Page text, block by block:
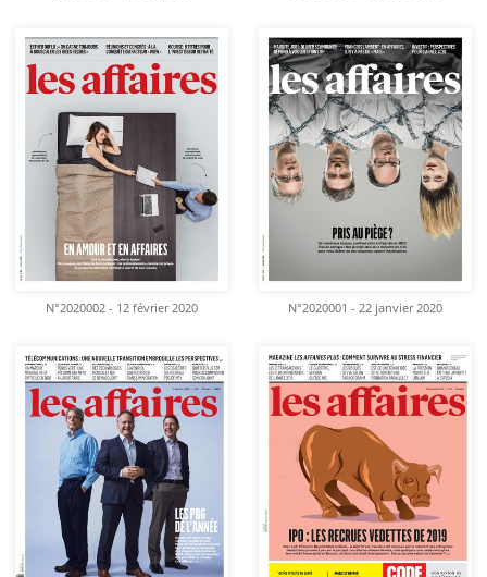
N°2020002 - 12 février 2020 N°2020001 - 22 janvier 2020